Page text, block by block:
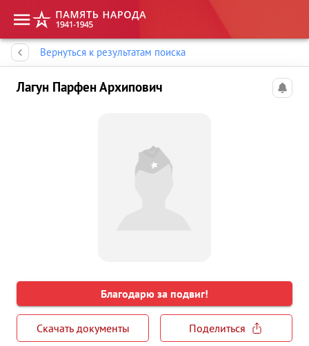
Вернуться к результатам поиска
Лагун Парфен Архипович
Благодарю за подвиг!
Скачать документы
Поделиться
Память народа